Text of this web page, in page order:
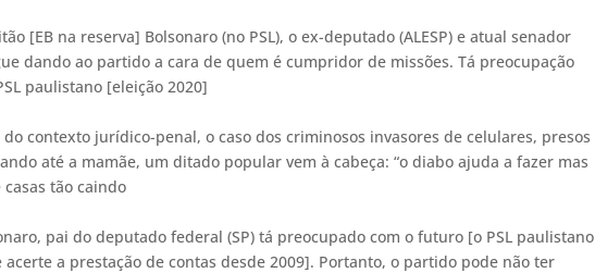
[EB na reserva] Bolsonaro (no PSL), o ex-deputado (ALESP) e atual senador
dando ao partido a cara de quem é cumpridor de missões. Tá preocupação
paulistano [eleição 2020]
contexto jurídico-penal, o caso dos criminosos invasores de celulares, presos
até a mamãe, um ditado popular vem à cabeça: “o diabo ajuda a fazer mas
casas tão caindo
pai do deputado federal (SP) tá preocupado com o futuro [o PSL paulistano
acerte a prestação de contas desde 2009]. Portanto, o partido pode não ter